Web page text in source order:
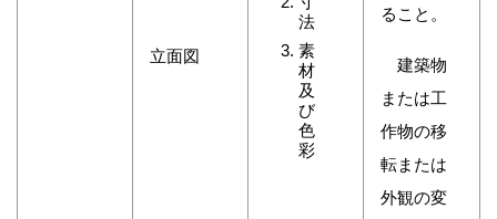
立面図
法
素
材
及
び
色
彩
ること。
建築物
または工
作物の移
転または
外観の変